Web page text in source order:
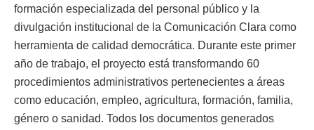
formación especializada del personal público y la
divulgación institucional de la Comunicación Clara como
herramienta de calidad democrática. Durante este primer
año de trabajo, el proyecto está transformando 60
procedimientos administrativos pertenecientes a áreas
como educación, empleo, agricultura, formación, familia,
género o sanidad. Todos los documentos generados